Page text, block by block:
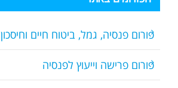
פורום פנסיה, גמל, ביטוח חיים וחיסכון
פורום פרישה וייעוץ לפנסיה